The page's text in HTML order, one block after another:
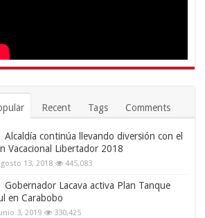
Recent Tags Comments
Alcaldía continúa llevando diversión con el
Vacacional Libertador 2018
13, 2018 445,083
Gobernador Lacava activa Plan Tanque
en Carabobo
3, 2019 330,425